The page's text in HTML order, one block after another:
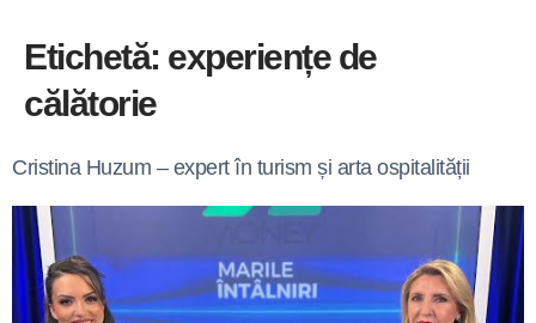
Etichetă: experiențe de
călătorie
Cristina Huzum – expert în turism și arta ospitalității